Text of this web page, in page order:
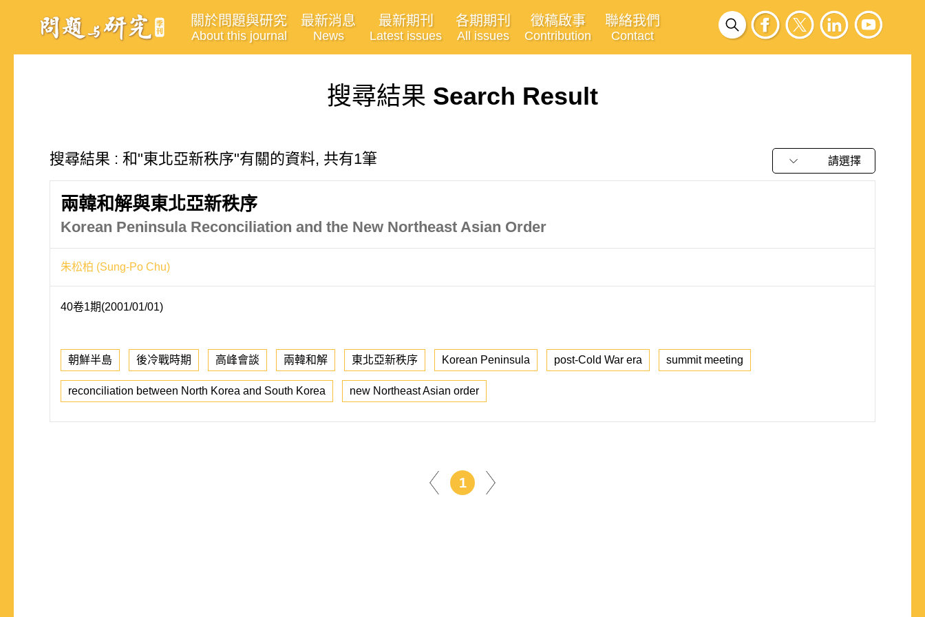
關於問題與研究
About this journal
最新消息
News
最新期刊
Latest issues
各期期刊
All issues
徵稿啟事
Contribution
聯絡我們
Contact
搜尋結果 Search Result
搜尋結果 : 和"東北亞新秩序"有關的資料, 共有1筆 請選擇
兩韓和解與東北亞新秩序
Korean Peninsula Reconciliation and the New Northeast Asian Order
朱松柏 (Sung-Po Chu)
40卷1期(2001/01/01)
朝鮮半島 後冷戰時期 高峰會談 兩韓和解 東北亞新秩序 Korean Peninsula post-Cold War era summit meeting
reconciliation between North Korea and South Korea new Northeast Asian order
1